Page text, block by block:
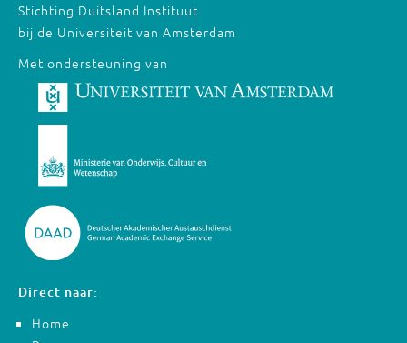
Stichting Duitsland Instituut
bij de Universiteit van Amsterdam
Met ondersteuning van
Direct naar:
Home